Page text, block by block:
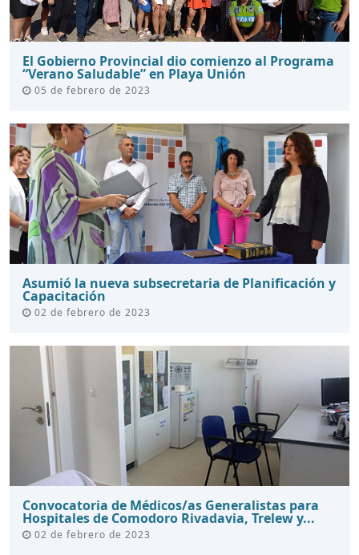
El Gobierno Provincial dio comienzo al Programa
“Verano Saludable” en Playa Unión
05 de febrero de 2023
Asumió la nueva subsecretaria de Planificación y
Capacitación
02 de febrero de 2023
Convocatoria de Médicos/as Generalistas para
Hospitales de Comodoro Rivadavia, Trelew y...
02 de febrero de 2023